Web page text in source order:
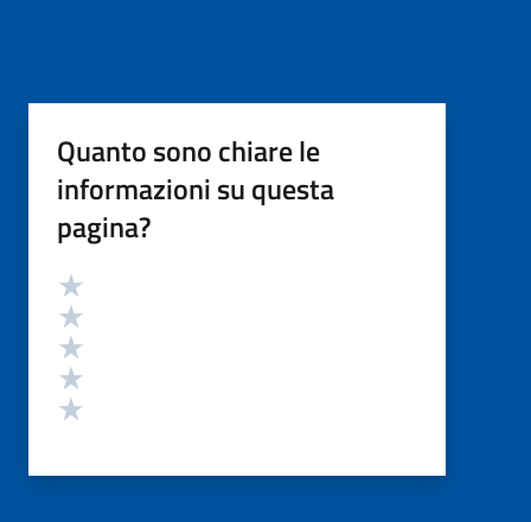
Quanto sono chiare le
informazioni su questa
pagina?
Valutazione